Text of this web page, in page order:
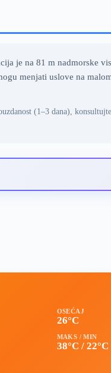
je na 81 m nadmorske
menjati uslove na
(1–3 dana),
OSEĆAJ
26°C
MAKS / MIN
38°C / 22°C